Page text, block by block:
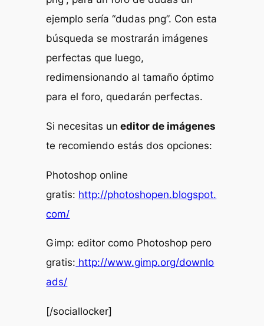
ejemplo sería “dudas png”. Con esta
búsqueda se mostrarán imágenes
perfectas que luego,
redimensionando al tamaño óptimo
para el foro, quedarán perfectas.
Si necesitas un editor de imágenes
te recomiendo estás dos opciones:
Photoshop online
gratis: http://photoshopen.blogspot.
com/
Gimp: editor como Photoshop pero
gratis: http://www.gimp.org/downlo
ads/
[/sociallocker]